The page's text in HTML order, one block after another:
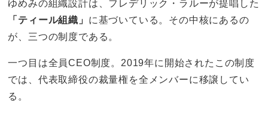
ゆめみの組織設計は、フレデリック・ラルーが提唱した
「ティール組織」 に基づいている。その中核にあるの
が、三つの制度である。
一つ目は全員CEO制度。2019年に開始されたこの制度
では、代表取締役の裁量権を全メンバーに移譲してい
る。